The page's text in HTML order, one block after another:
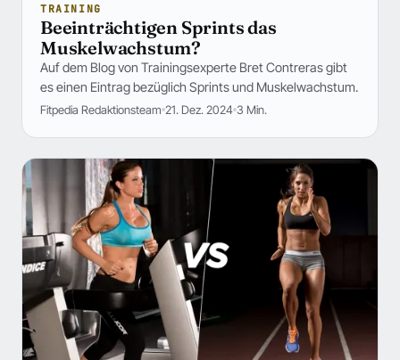
TRAINING
Beeinträchtigen Sprints das
Muskelwachstum?
Auf dem Blog von Trainingsexperte Bret Contreras gibt
es einen Eintrag bezüglich Sprints und Muskelwachstum.
Fitpedia Redaktionsteam 21. Dez. 2024 3 Min.